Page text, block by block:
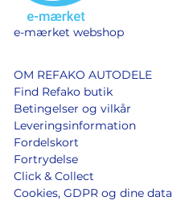
e-mærket webshop
OM REFAKO AUTODELE
Find Refako butik
Betingelser og vilkår
Leveringsinformation
Fordelskort
Fortrydelse
Click & Collect
Cookies, GDPR og dine data